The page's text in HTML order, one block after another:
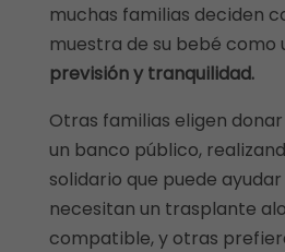
muchas familias deciden
muestra de su bebé como
previsión y tranquilidad.
Otras familias eligen
un banco público,
solidario que puede
necesitan un trasplante
compatible, y otras